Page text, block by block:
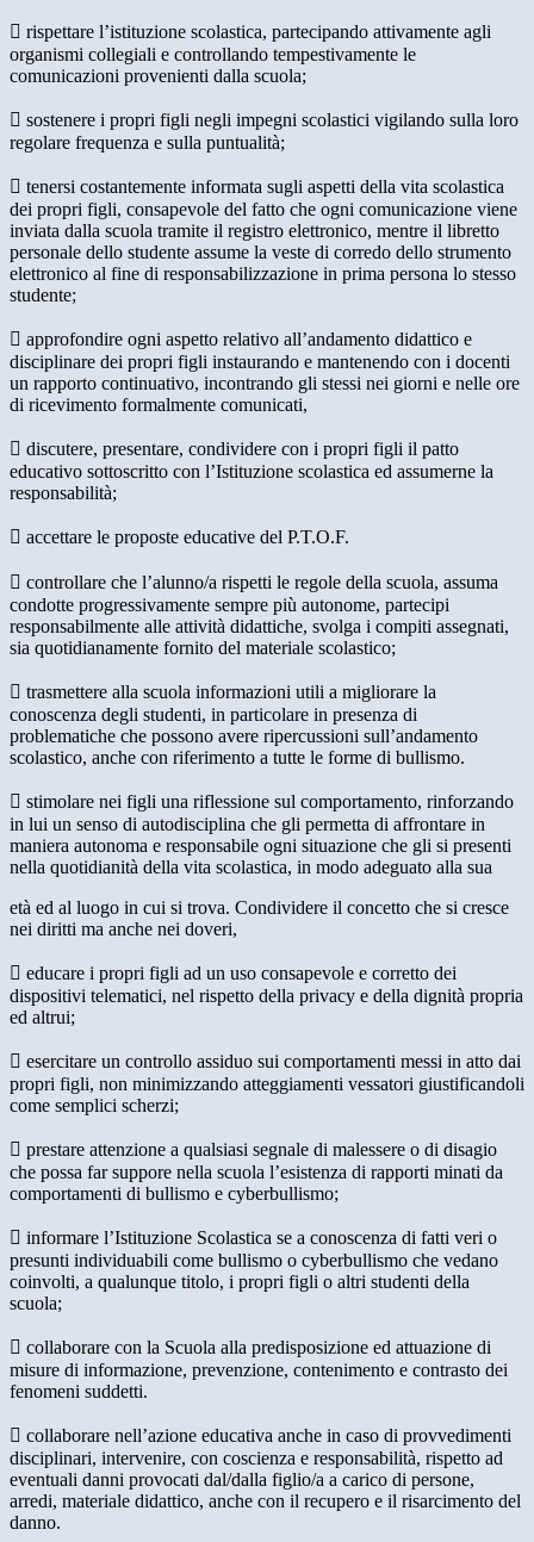
 rispettare l’istituzione scolastica, partecipando attivamente agli
organismi collegiali e controllando tempestivamente le
comunicazioni provenienti dalla scuola;
 sostenere i propri figli negli impegni scolastici vigilando sulla loro
regolare frequenza e sulla puntualità;
 tenersi costantemente informata sugli aspetti della vita scolastica
dei propri figli, consapevole del fatto che ogni comunicazione viene
inviata dalla scuola tramite il registro elettronico, mentre il libretto
personale dello studente assume la veste di corredo dello strumento
elettronico al fine di responsabilizzazione in prima persona lo stesso
studente;
 approfondire ogni aspetto relativo all’andamento didattico e
disciplinare dei propri figli instaurando e mantenendo con i docenti
un rapporto continuativo, incontrando gli stessi nei giorni e nelle ore
di ricevimento formalmente comunicati,
 discutere, presentare, condividere con i propri figli il patto
educativo sottoscritto con l’Istituzione scolastica ed assumerne la
responsabilità;
 accettare le proposte educative del P.T.O.F.
 controllare che l’alunno/a rispetti le regole della scuola, assuma
condotte progressivamente sempre più autonome, partecipi
responsabilmente alle attività didattiche, svolga i compiti assegnati,
sia quotidianamente fornito del materiale scolastico;
 trasmettere alla scuola informazioni utili a migliorare la
conoscenza degli studenti, in particolare in presenza di
problematiche che possono avere ripercussioni sull’andamento
scolastico, anche con riferimento a tutte le forme di bullismo.
 stimolare nei figli una riflessione sul comportamento, rinforzando
in lui un senso di autodisciplina che gli permetta di affrontare in
maniera autonoma e responsabile ogni situazione che gli si presenti
nella quotidianità della vita scolastica, in modo adeguato alla sua
età ed al luogo in cui si trova. Condividere il concetto che si cresce
nei diritti ma anche nei doveri,
 educare i propri figli ad un uso consapevole e corretto dei
dispositivi telematici, nel rispetto della privacy e della dignità propria
ed altrui;
 esercitare un controllo assiduo sui comportamenti messi in atto dai
propri figli, non minimizzando atteggiamenti vessatori giustificandoli
come semplici scherzi;
 prestare attenzione a qualsiasi segnale di malessere o di disagio
che possa far suppore nella scuola l’esistenza di rapporti minati da
comportamenti di bullismo e cyberbullismo;
 informare l’Istituzione Scolastica se a conoscenza di fatti veri o
presunti individuabili come bullismo o cyberbullismo che vedano
coinvolti, a qualunque titolo, i propri figli o altri studenti della
scuola;
 collaborare con la Scuola alla predisposizione ed attuazione di
misure di informazione, prevenzione, contenimento e contrasto dei
fenomeni suddetti.
 collaborare nell’azione educativa anche in caso di provvedimenti
disciplinari, intervenire, con coscienza e responsabilità, rispetto ad
eventuali danni provocati dal/dalla figlio/a a carico di persone,
arredi, materiale didattico, anche con il recupero e il risarcimento del
danno.